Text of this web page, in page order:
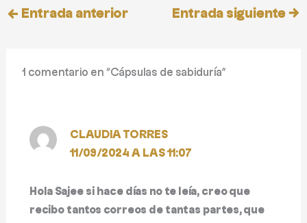
← Entrada anterior Entrada siguiente→
1 comentario en “Cápsulas de sabiduría”
CLAUDIA TORRES
11/09/2024 A LAS 11:07
Hola Sajee si hace días no te leía, creo que
recibo tantos correos de tantas partes, que